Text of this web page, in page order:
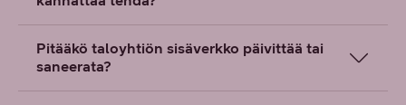
Pitääkö taloyhtiön sisäverkko päivittää tai
saneerata?